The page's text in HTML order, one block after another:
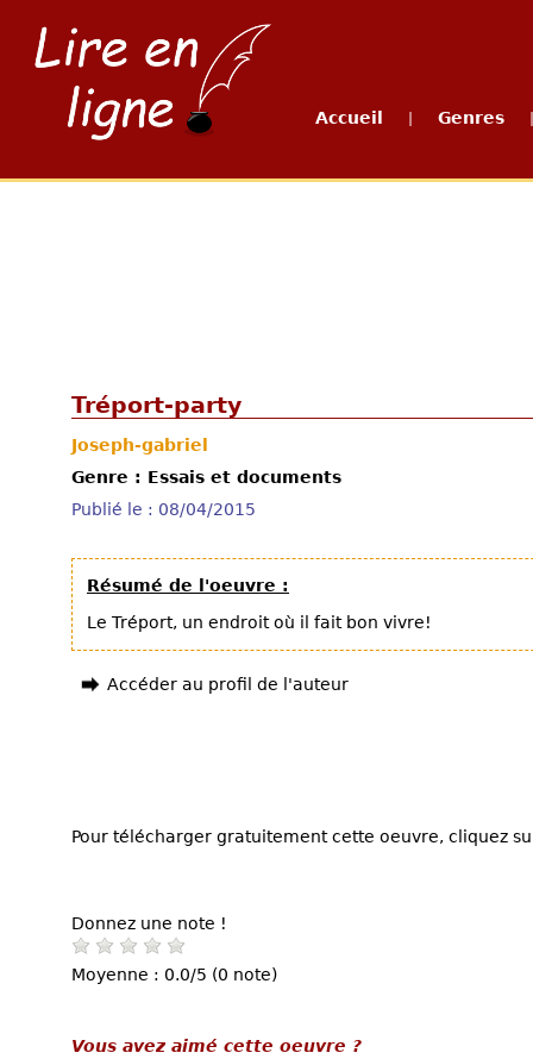
Accueil Genres
Tréport-party
Joseph-gabriel
Genre : Essais et documents
Publié le : 08/04/2015
Résumé de l'oeuvre :
Le Tréport, un endroit où il fait bon vivre!
Accéder au profil de l'auteur
Pour télécharger gratuitement cette oeuvre, cliquez
Donnez une note !
Moyenne : 0.0/5 (0 note)
Vous avez aimé cette oeuvre ?